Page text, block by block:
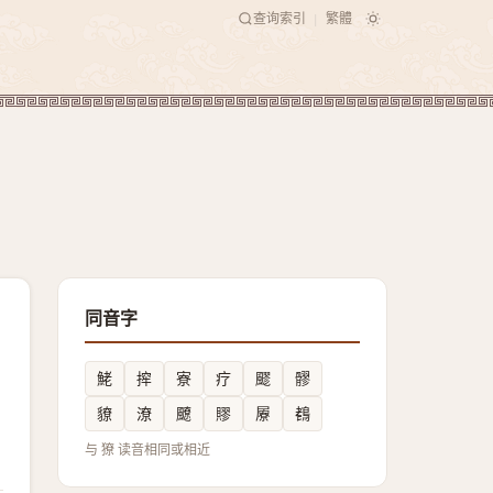
查询索引 繁體
同音字
鮱 㨓 寮 疗 飂
髎
䝤
潦 飉 賿 屪 䳓
与 獠 读音相同或相近